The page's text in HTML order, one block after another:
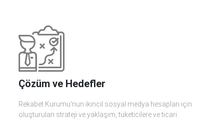
Çözüm ve Hedefler
Rekabet Kurumu'nun ikincil sosyal medya hesapları için
oluşturulan strateji ve yaklaşım, tüketicilere ve ticari